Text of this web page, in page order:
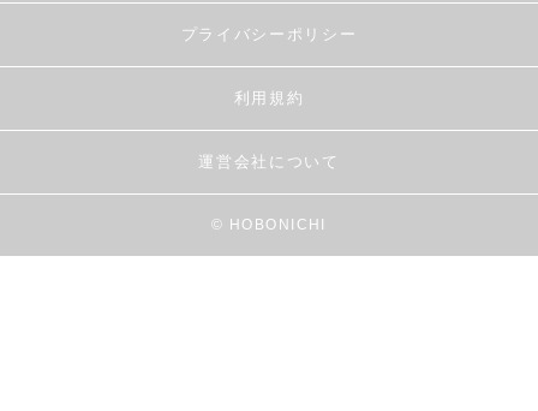
プライバシーポリシー
利用規約
運営会社について
© HOBONICHI